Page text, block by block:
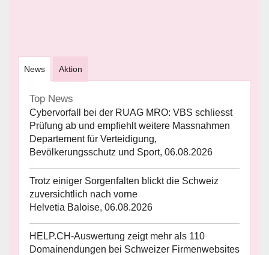
News Aktion
Top News
Cybervorfall bei der RUAG MRO: VBS schliesst
Prüfung ab und empfiehlt weitere Massnahmen
Departement für Verteidigung,
Bevölkerungsschutz und Sport, 06.08.2026
Trotz einiger Sorgenfalten blickt die Schweiz
zuversichtlich nach vorne
Helvetia Baloise, 06.08.2026
HELP.CH-Auswertung zeigt mehr als 110
Domainendungen bei Schweizer Firmenwebsites